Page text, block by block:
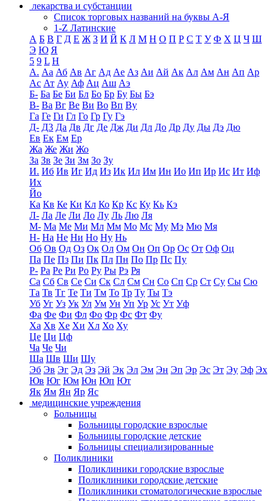
лекарства и субстанции
Список торговых названий на буквы А-Я
1-Z Латинские
А Б В Г Д Е Ж З И Й К Л М Н О П Р С Т У Ф Х Ц Ч Ш
Э Ю Я
5 9 L H
А. Аа Аб Ав Аг Ад Ае Аз Аи Ай Ак Ал Ам Ан Ап Ар
Ас Ат Ау Аф Ац Аш Аэ
Б- Ба Бе Би Бл Бо Бр Бу Бы Бэ
В- Ва Вг Ве Ви Во Вп Ву
Га Ге Ги Гл Го Гр Гу Гэ
Д- Д3 Да Дв Дг Де Дж Ди Дл До Др Ду Ды Дэ Дю
Ев Ек Ем Ер
Жа Же Жи Жо
За Зв Зе Зи Зм Зо Зу
И. Иб Ив Иг Ид Из Ик Ил Им Ин Ио Ип Ир Ис Ит Иф
Их
Йо
Ка Кв Ке Ки Кл Ко Кр Кс Ку Кь Кэ
Л- Ла Ле Ли Ло Лу Ль Лю Ля
М- Ма Ме Ми Мл Мм Мо Мс Му Мэ Мю Мя
Н- На Не Ни Но Ну Нь
Об Ов Од Оз Ок Ол Ом Он Оп Ор Ос От Оф Оц
Па Пе Пз Пи Пк Пл Пн По Пр Пс Пу
Р- Ра Ре Ри Ро Ру Ры Рэ Ря
Са Сб Св Се Си Ск Сл См Сн Со Сп Ср Ст Су Сы Сю
Та Тв Тг Те Ти Тм То Тр Ту Ты Тэ
Уб Уг Уз Ук Ул Ум Ун Уп Ур Ус Ут Уф
Фа Фе Фи Фл Фо Фр Фс Фт Фу
Ха Хв Хе Хи Хл Хо Ху
Це Ци Цф
Ча Че Чи
Ша Шв Ши Шу
Эб Эв Эг Эд Эз Эй Эк Эл Эм Эн Эп Эр Эс Эт Эу Эф Эх
Юв Юг Юм Юн Юп Ют
Як Ям Ян Яр Яс
медицинские учреждения
Больницы
Больницы городские взрослые
Больницы городские детские
Больницы специализированные
Поликлиники
Поликлиники городские взрослые
Поликлиники городские детские
Поликлиники стоматологические взрослые